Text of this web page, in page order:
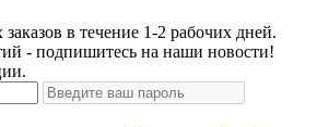
в течение 1-2 рабочих дней.
- подпишитесь на наши новости!